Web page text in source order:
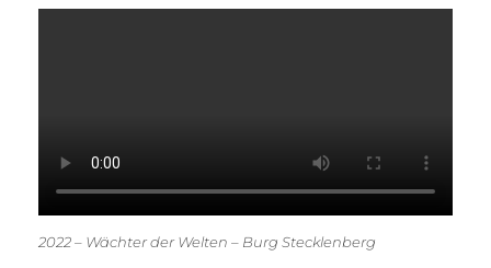
2022 – Wächter der Welten – Burg Stecklenberg